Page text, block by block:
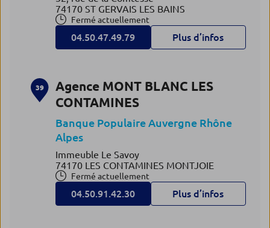
74170 ST GERVAIS LES BAINS
Fermé actuellement
04.50.47.49.79 Plus d’infos
39
Agence MONT BLANC LES
CONTAMINES
Banque Populaire Auvergne Rhône
Alpes
Immeuble Le Savoy
74170 LES CONTAMINES MONTJOIE
Fermé actuellement
04.50.91.42.30 Plus d’infos